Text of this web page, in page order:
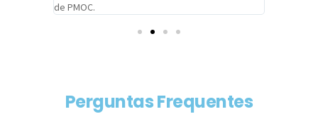
de PMOC.
Perguntas Frequentes